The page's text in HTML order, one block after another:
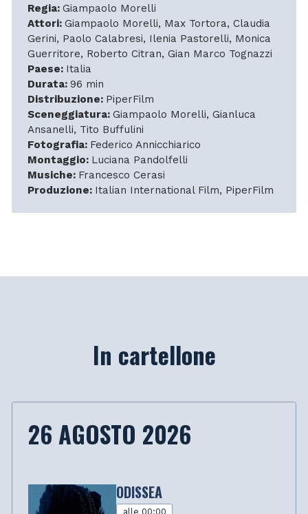
Regia: Giampaolo Morelli
Attori: Giampaolo Morelli, Max Tortora, Claudia
Gerini, Paolo Calabresi, Ilenia Pastorelli, Monica
Guerritore, Roberto Citran, Gian Marco Tognazzi
Paese: Italia
Durata: 96 min
Distribuzione: PiperFilm
Sceneggiatura: Giampaolo Morelli, Gianluca
Ansanelli, Tito Buffulini
Fotografia: Federico Annicchiarico
Montaggio: Luciana Pandolfelli
Musiche: Francesco Cerasi
Produzione: Italian International Film, PiperFilm
In cartellone
26 AGOSTO 2026
ODISSEA
alle 00:00